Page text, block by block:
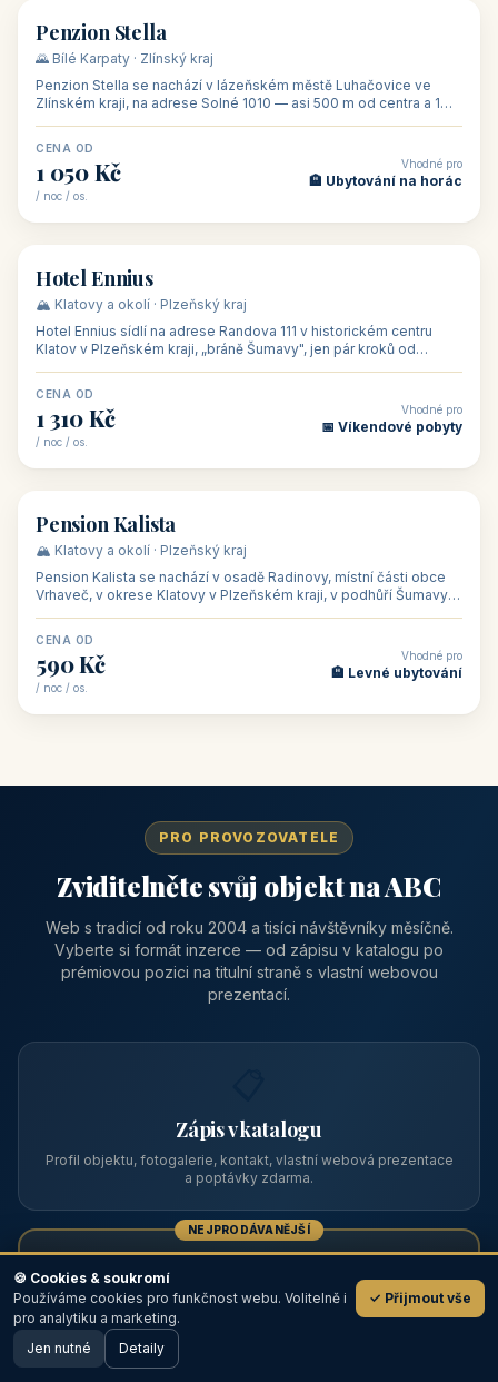
🏡 penzion
Penzion Stella
🌄 Bílé Karpaty · Zlínský kraj
Penzion Stella se nachází v lázeňském městě Luhačovice ve
Zlínském kraji, na adrese Solné 1010 — asi 500 m od centra a 1
CENA OD
1 050 Kč
/ noc / os.
Vhodné pro
🏨 Ubytování na horác
🏨 hotel
Hotel Ennius
🏔️ Klatovy a okolí · Plzeňský kraj
Hotel Ennius sídlí na adrese Randova 111 v historickém centru
Klatov v Plzeňském kraji, „bráně Šumavy", jen pár kroků od
CENA OD
1 310 Kč
/ noc / os.
Vhodné pro
📅 Víkendové pobyty
🏡 penzion
Pension Kalista
🏔️ Klatovy a okolí · Plzeňský kraj
Pension Kalista se nachází v osadě Radinovy, místní části obce
Vrhaveč, v okrese Klatovy v Plzeňském kraji, v podhůří Šumavy
CENA OD
590 Kč
/ noc / os.
Vhodné pro
🏨 Levné ubytování
PRO PROVOZOVATELE
Zviditelněte svůj objekt na ABC
Web s tradicí od roku 2004 a tisíci návštěvníky měsíčně.
Vyberte si formát inzerce — od zápisu v katalogu po
prémiovou pozici na titulní straně s vlastní webovou
prezentací.
Zápis v katalogu
Profil objektu, fotogalerie, kontakt, vlastní webová prezentace
a poptávky zdarma.
NEJPRODÁVANĚJŠÍ
Prémiový partner
TOP pozice na titulce, přednost ve výpisech, zlatý odznak a
💬
🖥️ Desktop verze
🍪 Cookies & soukromí
Používáme cookies pro funkčnost webu. Volitelně i
pro analytiku a marketing.
✓ Přijmout vše
Jen nutné Detaily